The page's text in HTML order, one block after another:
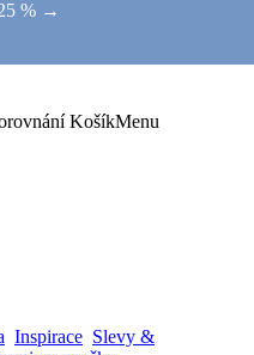
% →
KošíkMenu
Inspirace Slevy &